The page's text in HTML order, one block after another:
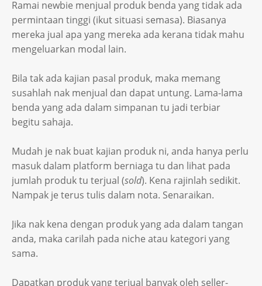
Ramai newbie menjual produk benda yang tidak ada
permintaan tinggi (ikut situasi semasa). Biasanya
mereka jual apa yang mereka ada kerana tidak mahu
mengeluarkan modal lain.
Bila tak ada kajian pasal produk, maka memang
susahlah nak menjual dan dapat untung. Lama-lama
benda yang ada dalam simpanan tu jadi terbiar
begitu sahaja.
Mudah je nak buat kajian produk ni, anda hanya perlu
masuk dalam platform berniaga tu dan lihat pada
jumlah produk tu terjual (sold). Kena rajinlah sedikit.
Nampak je terus tulis dalam nota. Senaraikan.
Jika nak kena dengan produk yang ada dalam tangan
anda, maka carilah pada niche atau kategori yang
sama.
Dapatkan produk yang terjual banyak oleh seller-